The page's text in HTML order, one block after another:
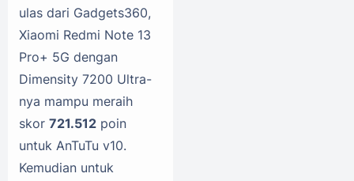
ulas dari Gadgets360,
Xiaomi Redmi Note 13
Pro+ 5G dengan
Dimensity 7200 Ultra-
nya mampu meraih
skor 721.512 poin
untuk AnTuTu v10.
Kemudian untuk